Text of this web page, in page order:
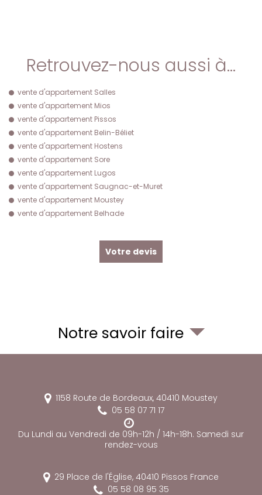
Retrouvez-nous aussi à…
vente d'appartement Salles
vente d'appartement Mios
vente d'appartement Pissos
vente d'appartement Belin-Béliet
vente d'appartement Hostens
vente d'appartement Sore
vente d'appartement Lugos
vente d'appartement Saugnac-et-Muret
vente d'appartement Moustey
vente d'appartement Belhade
Votre devis
Notre savoir faire
1158 Route de Bordeaux, 40410 Moustey
05 58 07 71 17
Du Lundi au Vendredi de 09h-12h / 14h-18h. Samedi sur
rendez-vous
29 Place de l'Église, 40410 Pissos France
05 58 08 95 35